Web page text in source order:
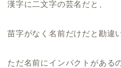
漢字に二文字の芸名だと、
苗字がなく名前だけだと勘違
ただ名前にインパクトがある